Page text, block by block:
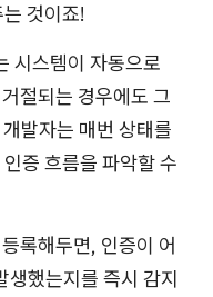
것이죠!
시스템이 자동으로
절되는 경우에도 그
발자는 매번 상태를
증 흐름을 파악할 수
록해두면, 인증이 어
생했는지를 즉시 감지